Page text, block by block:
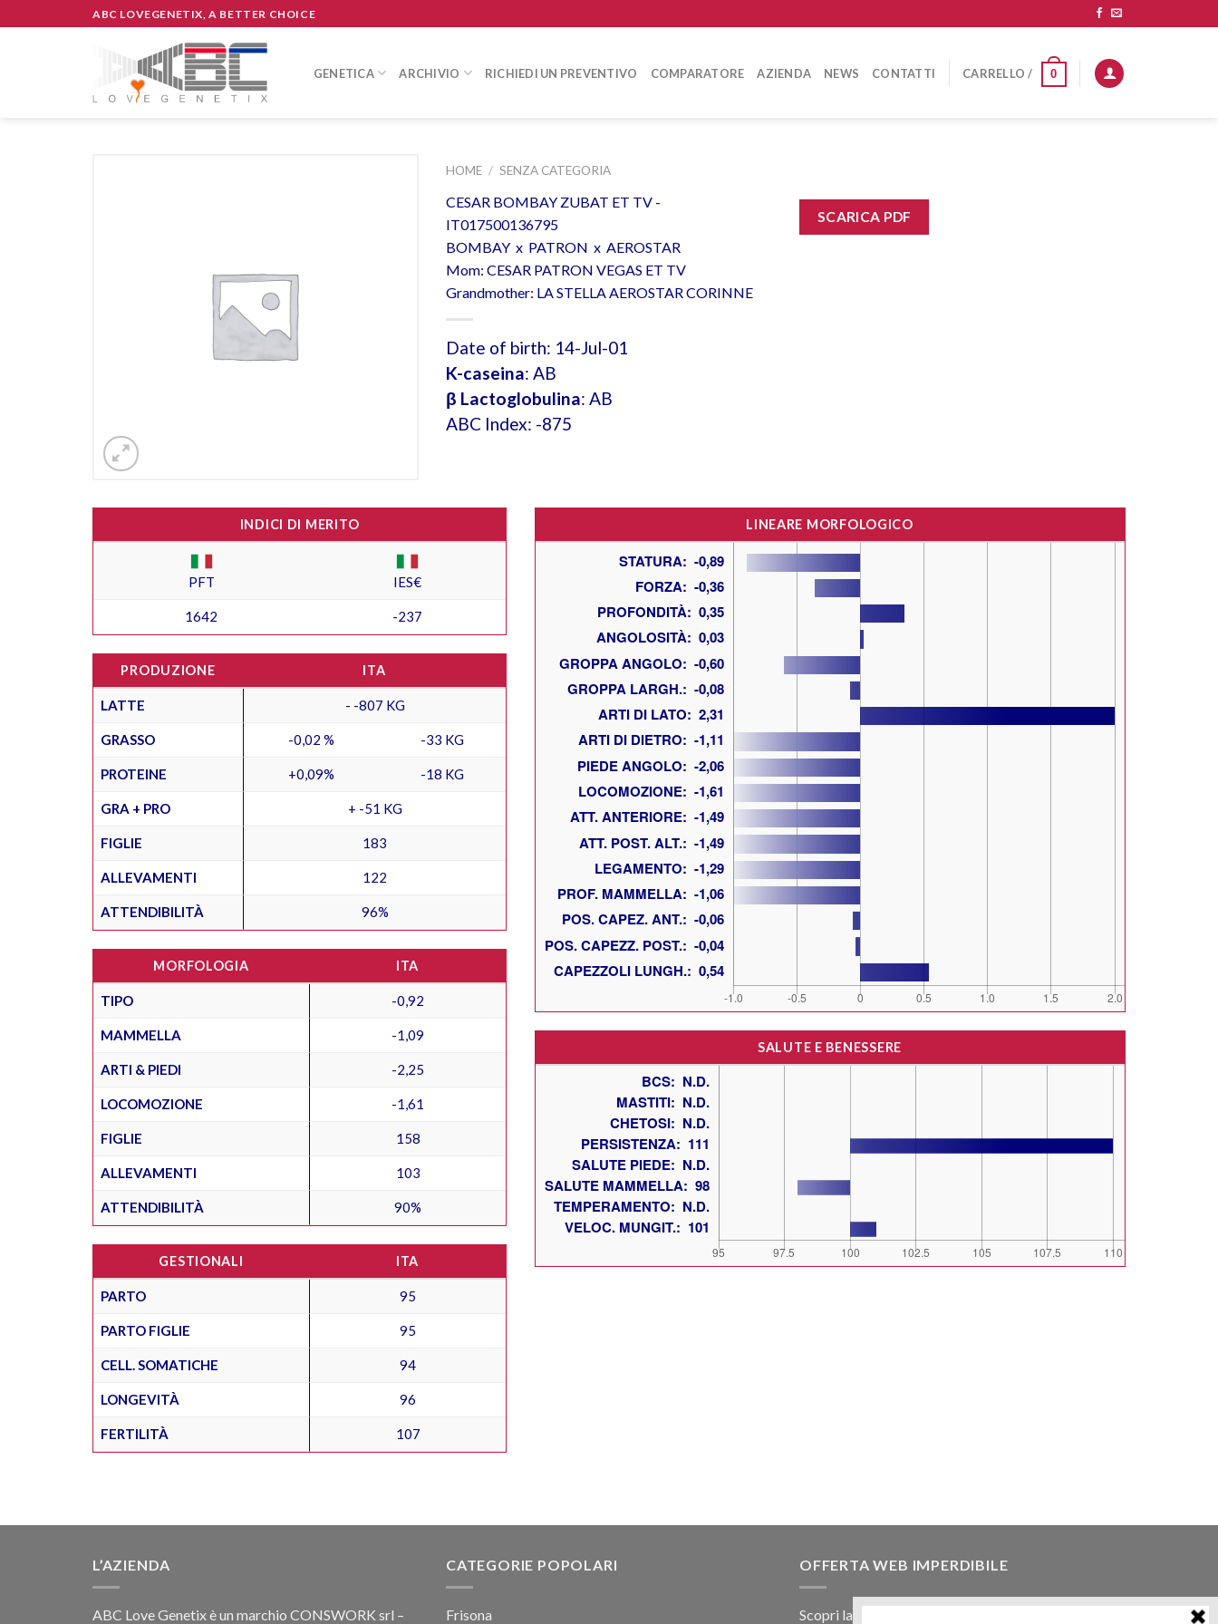
to
ABC LOVEGENETIX, A BETTER CHOICE
GENETICA ARCHIVIO RICHIEDI UN PREVENTIVO COMPARATORE AZIENDA NEWS CONTATTI CARRELLO / 0
HOME / SENZA CATEGORIA
CESAR BOMBAY ZUBAT ET TV -
IT017500136795
BOMBAY x PATRON x AEROSTAR
Mom: CESAR PATRON VEGAS ET TV
Grandmother: LA STELLA AEROSTAR CORINNE
Date of birth: 14-Jul-01
K-caseina: AB
β Lactoglobulina: AB
ABC Index: -875
SCARICA PDF
INDICI DI MERITO
PFT IES€
1642 -237
PRODUZIONE ITA
LATTE - -807 KG
GRASSO -0,02 % -33 KG
PROTEINE +0,09% -18 KG
GRA + PRO + -51 KG
FIGLIE 183
ALLEVAMENTI 122
ATTENDIBILITÀ 96%
MORFOLOGIA ITA
TIPO -0,92
MAMMELLA -1,09
ARTI & PIEDI -2,25
LOCOMOZIONE -1,61
FIGLIE 158
ALLEVAMENTI 103
ATTENDIBILITÀ 90%
GESTIONALI ITA
PARTO 95
PARTO FIGLIE 95
CELL. SOMATICHE 94
LONGEVITÀ 96
FERTILITÀ 107
LINEARE MORFOLOGICO
SALUTE E BENESSERE
L’AZIENDA
ABC Love Genetix è un marchio CONSWORK srl –
CATEGORIE POPOLARI
Frisona
OFFERTA WEB IMPERDIBILE
Scopri la nostra offerta web! Un prezzo mai visto,